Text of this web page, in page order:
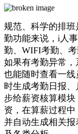
规范、科学的排
勤功能来说，i人
勤、WIFI考勤、
如果有考勤异常
也能随时查看一
时生成考勤日报
步给薪资核算模
资，在算薪过程
并自动生成相关